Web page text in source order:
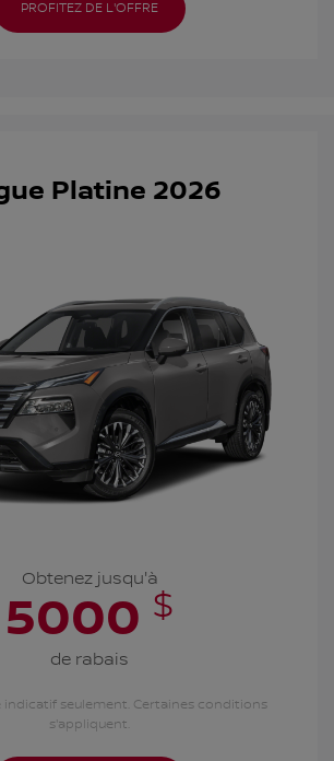
PROFITEZ DE L'OFFRE
Platine 2026
Obtenez jusqu'à
5000 $
de rabais
indicatif seulement. Certaines conditions
s'appliquent.